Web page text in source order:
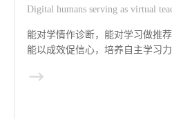
Digital humans serving as virtual
能对学情作诊断，能对学习做推荐
能以成效促信心，培养自主学习力